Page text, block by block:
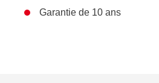
Garantie de 10 ans